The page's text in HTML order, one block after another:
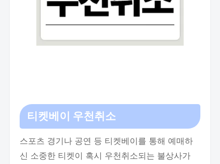
티켓베이 우천취소
스포츠 경기나 공연 등 티켓베이를 통해 예매하
신 소중한 티켓이 혹시 우천취소되는 불상사가